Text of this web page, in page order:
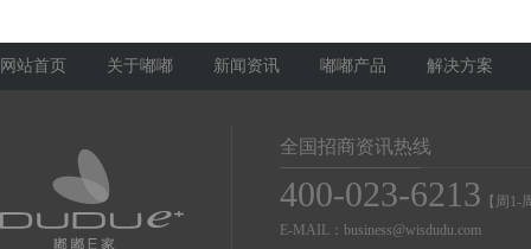
网站首页 关于嘟嘟 新闻资讯 嘟嘟产品 解决方案
全国招商资讯热线
400-023-6213 【周1-
E-MAIL：business@wisdudu.com